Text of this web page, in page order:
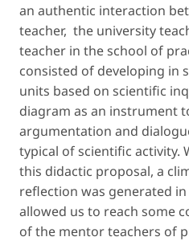
an authentic interaction
teacher, the university
teacher in the school of
consisted of developing in
units based on scientific
diagram as an instrument
argumentation and
typical of scientific
this didactic proposal, a
reflection was generated
allowed us to reach some
of the mentor teachers of